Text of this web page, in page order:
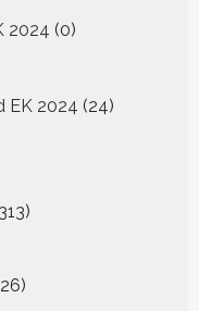
2024 0
producten
EK 2024 24
producten
313
producten
426
producten